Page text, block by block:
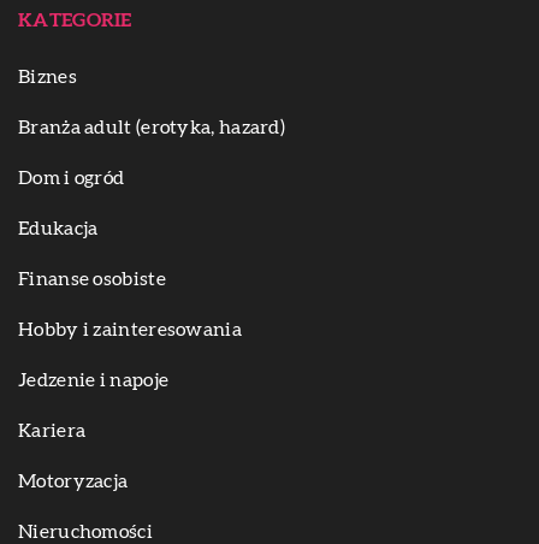
KATEGORIE
Biznes
Branża adult (erotyka, hazard)
Dom i ogród
Edukacja
Finanse osobiste
Hobby i zainteresowania
Jedzenie i napoje
Kariera
Motoryzacja
Nieruchomości